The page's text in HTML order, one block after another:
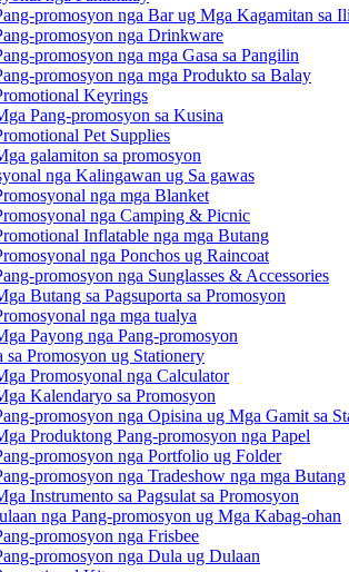
promosyon nga Bar ug Mga Kagamitan sa
promosyon nga Drinkware
promosyon nga mga Gasa sa Pangilin
promosyon nga mga Produkto sa Balay
Keyrings
Pang-promosyon sa Kusina
Pet Supplies
galamiton sa promosyon
nga Kalingawan ug Sa gawas
nga mga Blanket
nga Camping & Picnic
Inflatable nga mga Butang
nga Ponchos ug Raincoat
promosyon nga Sunglasses & Accessories
Butang sa Pagsuporta sa Promosyon
nga mga tualya
Payong nga Pang-promosyon
sa Promosyon ug Stationery
Promosyonal nga Calculator
Kalendaryo sa Promosyon
promosyon nga Opisina ug Mga Gamit sa
Produktong Pang-promosyon nga Papel
promosyon nga Portfolio ug Folder
promosyon nga Tradeshow nga mga Butang
Instrumento sa Pagsulat sa Promosyon
nga Pang-promosyon ug Mga Kabag-ohan
promosyon nga Frisbee
promosyon nga Dula ug Dulaan